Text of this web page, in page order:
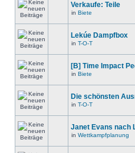
Verkaufe: Teile
in Biete
Lekúe Dampfbox
in T-O-T
[B] Time Impact
in Biete
Die schönsten
in T-O-T
Janet Evans nach
in Wettkampfplanung